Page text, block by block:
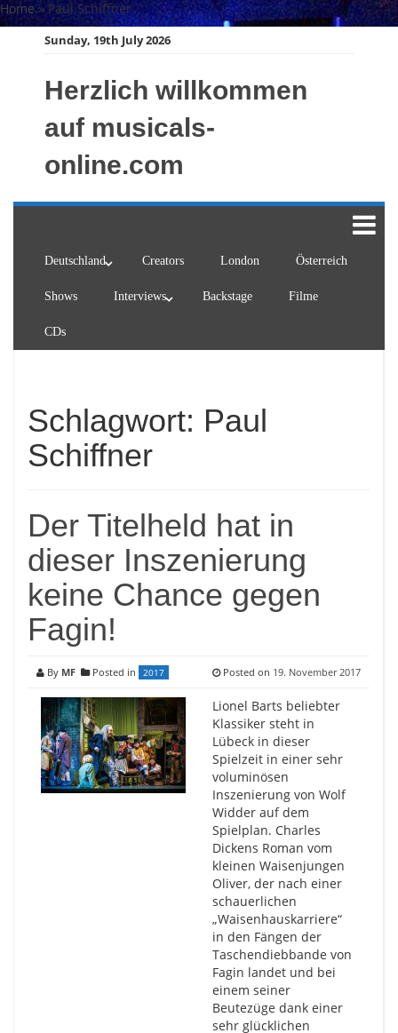
Skip
to
Home» Paul Schiffner
Sunday, 19th July 2026
Herzlich willkommen
auf musicals-
online.com
Deutschland Creators London Österreich
Shows Interviews Backstage Filme
CDs
Schlagwort: Paul
Schiffner
Der Titelheld hat in
dieser Inszenierung
keine Chance gegen
Fagin!
By MF Posted in 2017 Posted on 19. November 2017
Lionel Barts beliebter
Klassiker steht in
Lübeck in dieser
Spielzeit in einer sehr
voluminösen
Inszenierung von Wolf
Widder auf dem
Spielplan. Charles
Dickens Roman vom
kleinen Waisenjungen
Oliver, der nach einer
schauerlichen
„Waisenhauskarriere“
in den Fängen der
Taschendiebbande von
Fagin landet und bei
einem seiner
Beutezüge dank einer
sehr glücklichen